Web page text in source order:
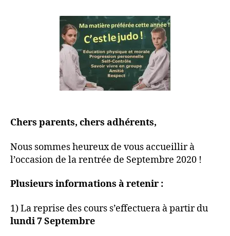
Chers parents, chers adhérents,
Nous sommes heureux de vous accueillir à
l’occasion de la rentrée de Septembre 2020 !
Plusieurs informations à retenir :
1) La reprise des cours s’effectuera à partir du
lundi 7 Septembre